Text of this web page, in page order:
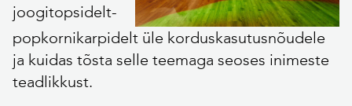
joogitopsidelt-
popkornikarpidelt üle korduskasutusnõudele
ja kuidas tõsta selle teemaga seoses inimeste
teadlikkust.